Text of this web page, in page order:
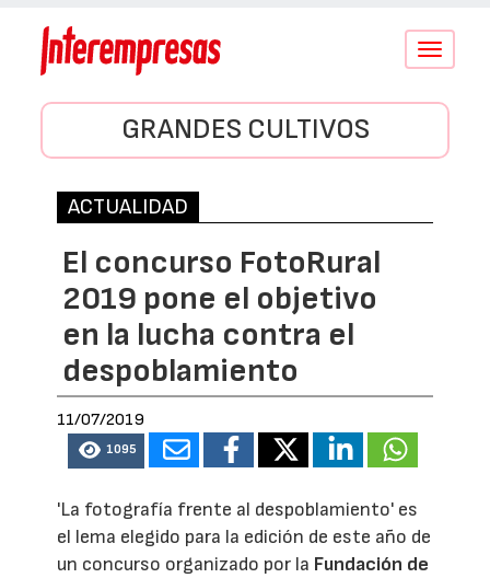
Conmutar
GRANDES CULTIVOS
ACTUALIDAD
El concurso FotoRural
2019 pone el objetivo
en la lucha contra el
despoblamiento
11/07/2019
1095
'La fotografía frente al despoblamiento' es
el lema elegido para la edición de este año de
un concurso organizado por la Fundación de